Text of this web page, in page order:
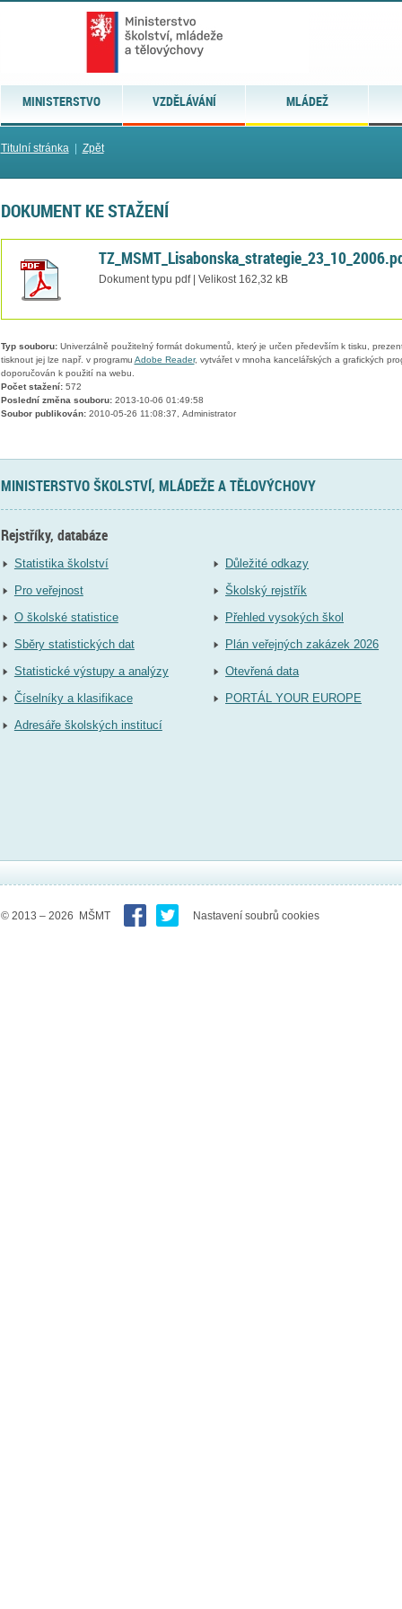
MINISTERSTVO VZDĚLÁVÁNÍ MLÁDEŽ
Titulní stránka| Zpět
DOKUMENT KE STAŽENÍ
Dokument typu pdf | Velikost 162,32 kB
Typ souboru:Univerzálně použitelný formát dokumentů, který je určen především k tisku,
tisknout jej lze např. v programu Adobe Reader, vytvářet v mnoha kancelářských a grafických
doporučován k použití na webu.
Počet stažení:572
Poslední změna souboru:2013-10-06 01:49:58
Soubor publikován:2010-05-26 11:08:37, Administrator
MINISTERSTVO ŠKOLSTVÍ, MLÁDEŽE A TĚLOVÝCHOVY
Rejstříky, databáze
Statistika školství
Pro veřejnost
O školské statistice
Sběry statistických dat
Statistické výstupy a analýzy
Číselníky a klasifikace
Adresáře školských institucí
Důležité odkazy
Školský rejstřík
Přehled vysokých škol
Plán veřejných zakázek 2026
Otevřená data
PORTÁL YOUR EUROPE
© 2013 – 2026 MŠMT Nastavení soubrů cookies